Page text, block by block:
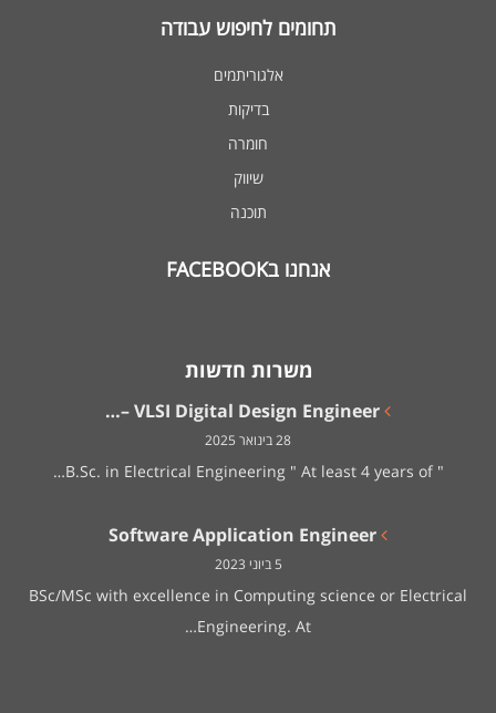
תחומים לחיפוש עבודה
אלגוריתמים
בדיקות
חומרה
שיווק
תוכנה
אנחנו בFACEBOOK
משרות חדשות
VLSI Digital Design Engineer –…
28 בינואר 2025
" B.Sc. in Electrical Engineering " At least 4 years of…
Software Application Engineer
5 ביוני 2023
BSc/MSc with excellence in Computing science or Electrical
Engineering. At…